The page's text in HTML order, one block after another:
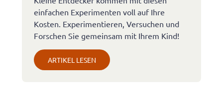
einfachen Experimenten voll auf Ihre
Kosten. Experimentieren, Versuchen und
Forschen Sie gemeinsam mit Ihrem Kind!
ARTIKEL LESEN